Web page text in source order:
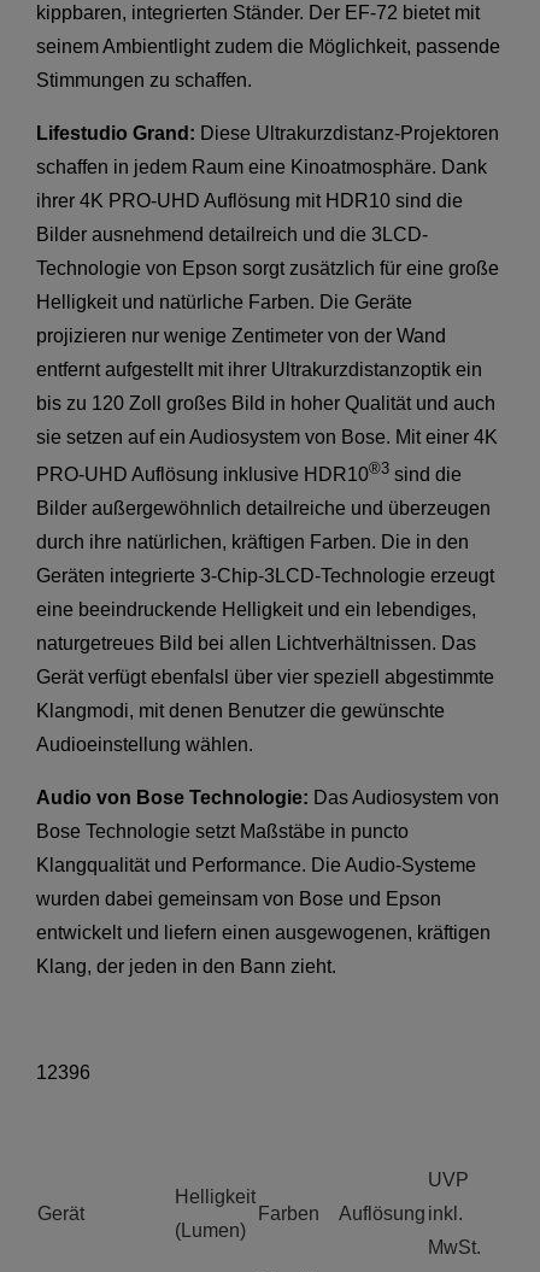
kippbaren, integrierten Ständer. Der EF-72 bietet mit
seinem Ambientlight zudem die Möglichkeit, passende
Stimmungen zu schaffen.
Lifestudio Grand: Diese Ultrakurzdistanz-Projektoren
schaffen in jedem Raum eine Kinoatmosphäre. Dank
ihrer 4K PRO-UHD Auflösung mit HDR10 sind die
Bilder ausnehmend detailreich und die 3LCD-
Technologie von Epson sorgt zusätzlich für eine große
Helligkeit und natürliche Farben. Die Geräte
projizieren nur wenige Zentimeter von der Wand
entfernt aufgestellt mit ihrer Ultrakurzdistanzoptik ein
bis zu 120 Zoll großes Bild in hoher Qualität und auch
sie setzen auf ein Audiosystem von Bose. Mit einer 4K
PRO-UHD Auflösung inklusive HDR10®3sind die
Bilder außergewöhnlich detailreiche und überzeugen
durch ihre natürlichen, kräftigen Farben. Die in den
Geräten integrierte 3-Chip-3LCD-Technologie erzeugt
eine beeindruckende Helligkeit und ein lebendiges,
naturgetreues Bild bei allen Lichtverhältnissen. Das
Gerät verfügt ebenfalsl über vier speziell abgestimmte
Klangmodi, mit denen Benutzer die gewünschte
Audioeinstellung wählen.
Audio von Bose Technologie: Das Audiosystem von
Bose Technologie setzt Maßstäbe in puncto
Klangqualität und Performance. Die Audio-Systeme
wurden dabei gemeinsam von Bose und Epson
entwickelt und liefern einen ausgewogenen, kräftigen
Klang, der jeden in den Bann zieht.
12396
Gerät
Helligkeit
(Lumen)
Farben Auflösung
UVP
inkl.
MwSt.